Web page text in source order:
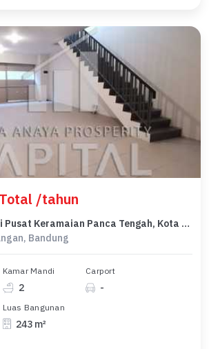
/tahun
Ruko Siap Pakai di Pusat Keramaian Panca Tengah, Kota Baru Parahyangan
Bandung
Kamar Mandi
2
Carport
-
Luas Bangunan
243 m²